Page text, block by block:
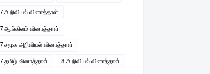
7 அறிவியல் வினாத்தாள்
7 ஆங்கிலம் வினாத்தாள்
7 சமூக அறிவியல் வினாத்தாள்
7 தமிழ் வினாத்தாள் 8 அறிவியல் வினாத்தாள்